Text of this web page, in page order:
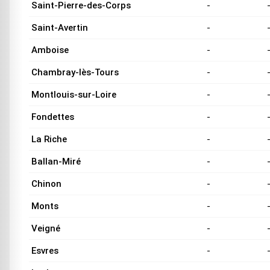
Saint-Pierre-des-Corps - -
Saint-Avertin - -
Amboise - -
Chambray-lès-Tours - -
Montlouis-sur-Loire - -
Fondettes - -
La Riche - -
Ballan-Miré - -
Chinon - -
Monts - -
Veigné - -
Esvres - -